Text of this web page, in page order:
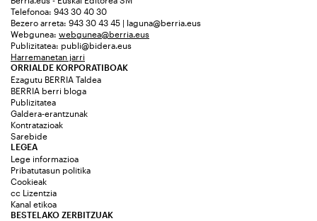
Telefonoa: 943 30 40 30
Bezero arreta: 943 30 43 45 | laguna@berria.eus
Webgunea: webgunea@berria.eus
Publizitatea: publi@bidera.eus
Harremanetan jarri
ORRIALDE KORPORATIBOAK
Ezagutu BERRIA Taldea
BERRIA berri bloga
Publizitatea
Galdera-erantzunak
Kontratazioak
Sarebide
LEGEA
Lege informazioa
Pribatutasun politika
Cookieak
cc Lizentzia
Kanal etikoa
BESTELAKO ZERBITZUAK